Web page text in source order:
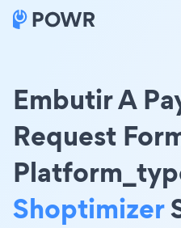
Embutir A
Request
Shoptimizer